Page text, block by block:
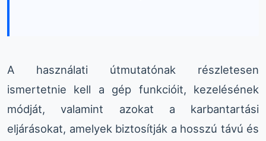
A használati útmutatónak részletesen
ismertetnie kell a gép funkcióit, kezelésének
módját, valamint azokat a karbantartási
eljárásokat, amelyek biztosítják a hosszú távú és